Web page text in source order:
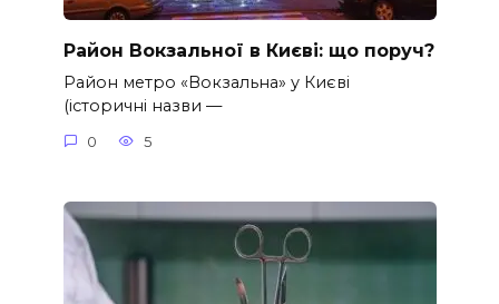
Район Вокзальної в Києві: що поруч?
Район метро «Вокзальна» у Києві
(історичні назви —
0 5